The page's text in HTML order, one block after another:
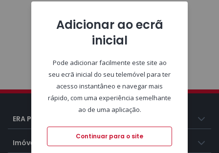
ERA Portugal
Imóveis
Adicionar ao ecrã
inicial
Pode adicionar facilmente este site ao
seu ecrã inicial do seu telemóvel para ter
acesso instantâneo e navegar mais
rápido, com uma experiência semelhante
ao de uma aplicação.
Continuar para o site